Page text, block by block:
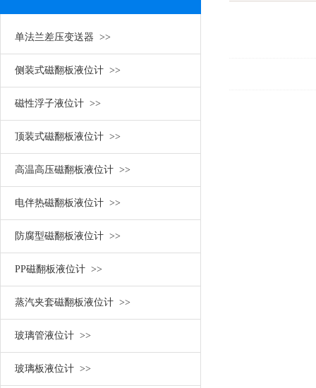
/ PRODUCT MENU
单法兰差压变送器 >>
侧装式磁翻板液位计 >>
磁性浮子液位计 >>
顶装式磁翻板液位计 >>
高温高压磁翻板液位计 >>
电伴热磁翻板液位计 >>
防腐型磁翻板液位计 >>
PP磁翻板液位计 >>
蒸汽夹套磁翻板液位计 >>
玻璃管液位计 >>
玻璃板液位计 >>